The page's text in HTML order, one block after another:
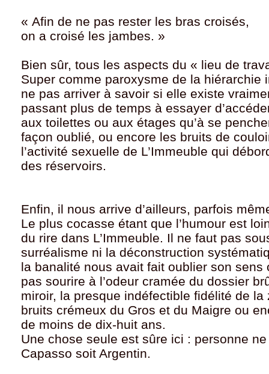
« Afin de ne pas rester les bras croisés,
on a croisé les jambes. »
Bien sûr, tous les aspects du « lieu de
Super comme paroxysme de la hiérarchie
ne pas arriver à savoir si elle existe
passant plus de temps à essayer
aux toilettes ou aux étages qu’à se
façon oublié, ou encore les bruits de
l’activité sexuelle de L’Immeuble qui
des réservoirs.
Enfin, il nous arrive d’ailleurs, parfois
Le plus cocasse étant que l’humour est
du rire dans L’Immeuble. Il ne faut pas
surréalisme ni la déconstruction
la banalité nous avait fait oublier son sens
pas sourire à l’odeur cramée du dossier
miroir, la presque indéfectible fidélité de la
bruits crémeux du Gros et du Maigre ou
de moins de dix-huit ans.
Une chose seule est sûre ici : personne
Capasso soit Argentin.